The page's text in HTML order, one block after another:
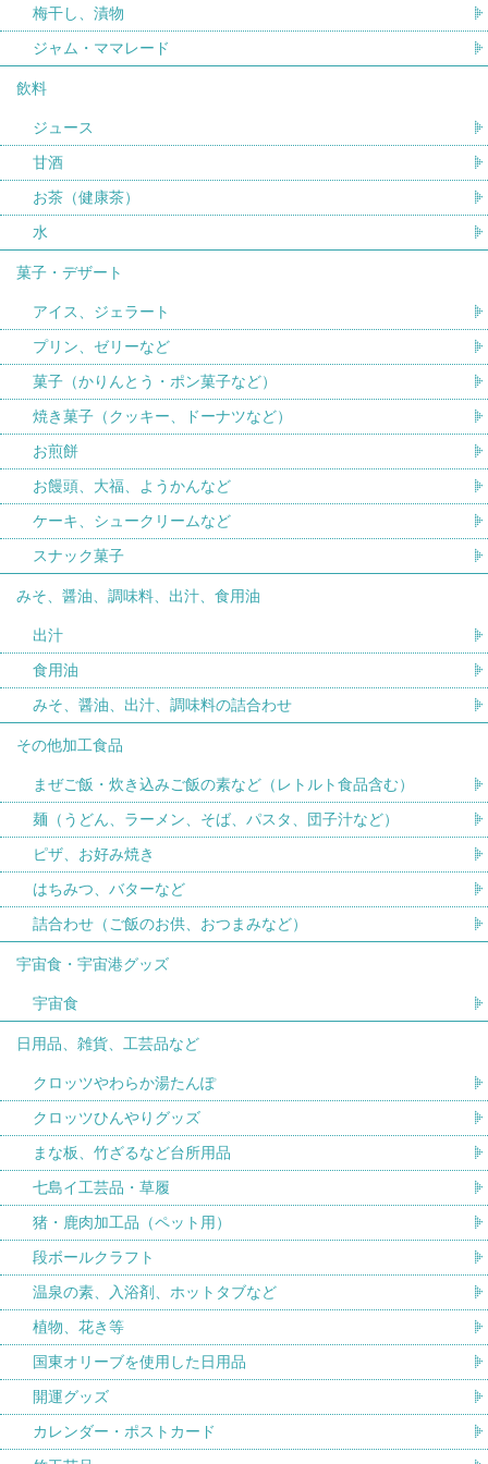
梅干し、漬物
ジャム・ママレード
飲料
ジュース
甘酒
お茶（健康茶）
水
菓子・デザート
アイス、ジェラート
プリン、ゼリーなど
菓子（かりんとう・ポン菓子など）
焼き菓子（クッキー、ドーナツなど）
お煎餅
お饅頭、大福、ようかんなど
ケーキ、シュークリームなど
スナック菓子
みそ、醤油、調味料、出汁、食用油
出汁
食用油
みそ、醤油、出汁、調味料の詰合わせ
その他加工食品
まぜご飯・炊き込みご飯の素など（レトルト食品含む）
麺（うどん、ラーメン、そば、パスタ、団子汁など）
ピザ、お好み焼き
はちみつ、バターなど
詰合わせ（ご飯のお供、おつまみなど）
宇宙食・宇宙港グッズ
宇宙食
日用品、雑貨、工芸品など
クロッツやわらか湯たんぽ
クロッツひんやりグッズ
まな板、竹ざるなど台所用品
七島イ工芸品・草履
猪・鹿肉加工品（ペット用）
段ボールクラフト
温泉の素、入浴剤、ホットタブなど
植物、花き等
国東オリーブを使用した日用品
開運グッズ
カレンダー・ポストカード